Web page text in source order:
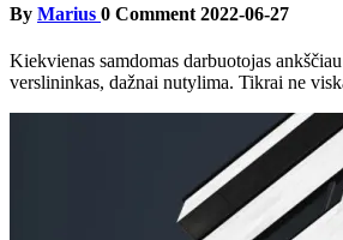
By Marius 0 Comment 2022-06-27
Kiekvienas samdomas darbuotojas
verslininkas, dažnai nutylima. Tikrai ne